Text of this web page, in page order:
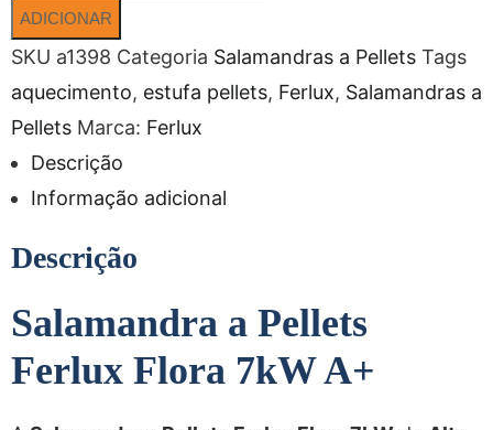
ADICIONAR
SKU a1398 Categoria Salamandras a Pellets Tags
aquecimento, estufa pellets, Ferlux, Salamandras a
Pellets Marca: Ferlux
Descrição
Informação adicional
Descrição
Salamandra a Pellets
Ferlux Flora 7kW A+